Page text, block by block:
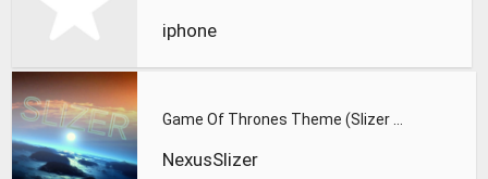
iphone
NexusSlizer